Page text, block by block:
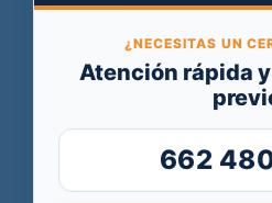
¿NECESITAS UN
Atención rápida
662